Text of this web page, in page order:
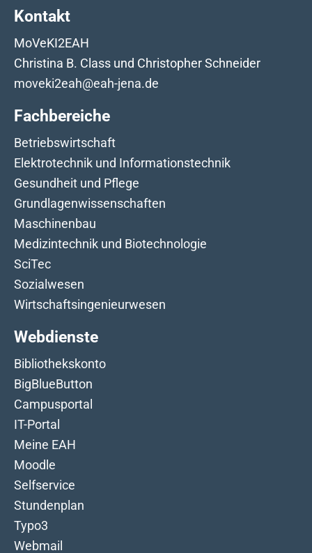
Kontakt
MoVeKI2EAH
Christina B. Class und Christopher Schneider
moveki2eah@eah-jena.de
Fachbereiche
Betriebswirtschaft
Elektrotechnik und Informationstechnik
Gesundheit und Pflege
Grundlagenwissenschaften
Maschinenbau
Medizintechnik und Biotechnologie
SciTec
Sozialwesen
Wirtschaftsingenieurwesen
Webdienste
Bibliothekskonto
BigBlueButton
Campusportal
IT-Portal
Meine EAH
Moodle
Selfservice
Stundenplan
Typo3
Webmail